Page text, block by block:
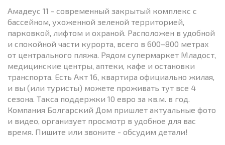
Амадеус 11 - современный закрытый комплекс с
бассейном, ухоженной зеленой территорией,
парковкой, лифтом и охраной. Расположен в удобной
и спокойной части курорта, всего в 600–800 метрах
от центрального пляжа. Рядом супермаркет Младост,
медицинские центры, аптеки, кафе и остановки
транспорта. Есть Акт 16, квартира официально жилая,
и вы (или туристы) можете проживать тут все 4
сезона. Такса поддержки 10 евро за кв.м. в год.
Компания Болгарский Дом пришлет актуальные фото
и видео, организует просмотр в удобное для вас
время. Пишите или звоните - обсудим детали!